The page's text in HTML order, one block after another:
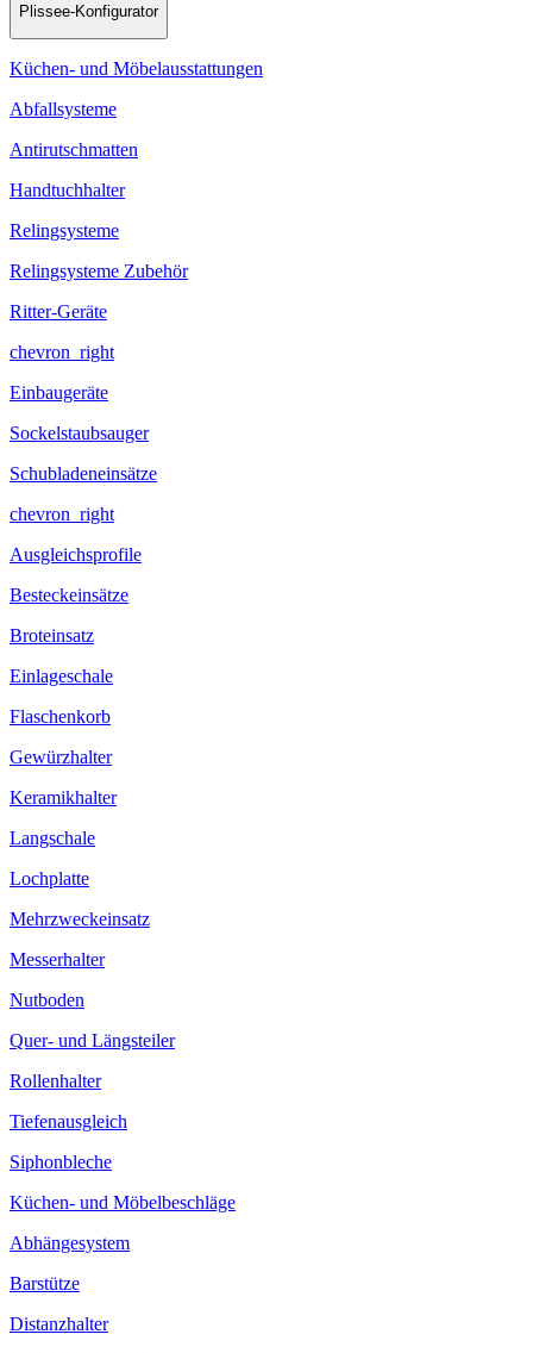
Plissee-Konfigurator
Küchen- und Möbelausstattungen
Abfallsysteme
Antirutschmatten
Handtuchhalter
Relingsysteme
Relingsysteme Zubehör
Ritter-Geräte
chevron_right
Einbaugeräte
Sockelstaubsauger
Schubladeneinsätze
chevron_right
Ausgleichsprofile
Besteckeinsätze
Broteinsatz
Einlageschale
Flaschenkorb
Gewürzhalter
Keramikhalter
Langschale
Lochplatte
Mehrzweckeinsatz
Messerhalter
Nutboden
Quer- und Längsteiler
Rollenhalter
Tiefenausgleich
Siphonbleche
Küchen- und Möbelbeschläge
Abhängesystem
Barstütze
Distanzhalter